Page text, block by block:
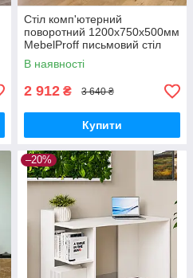
Стіл комп'ютерний
поворотний 1200х750х500мм
MebelProff письмовий стіл
трансформер кутовий
В наявності
2 912 ₴ 3 640 ₴
Купити
–20%